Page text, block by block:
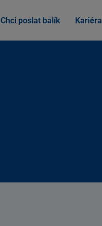
Chci poslat balík Kariéra